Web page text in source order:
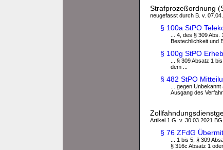
Strafprozeßordnung
neugefasst durch B. v.
§ 100a StPO
... 4, des § 309
Bestechlichkeit und
§ 100g StPO
... § 309 Absatz 1
dem ...
§ 482 StPO
... gegen
Ausgang des
Artikel 1 G. v. 30.03.2021
§ 76 ZFdG
... 1 bis 5, § 309
§ 316c Absatz 1 oder